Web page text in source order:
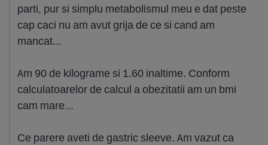
parti, pur si simplu metabolismul meu e dat peste
cap caci nu am avut grija de ce si cand am
mancat...
Am 90 de kilograme si 1.60 inaltime. Conform
calculatoarelor de calcul a obezitatii am un bmi
cam mare...
Ce parere aveti de gastric sleeve. Am vazut ca